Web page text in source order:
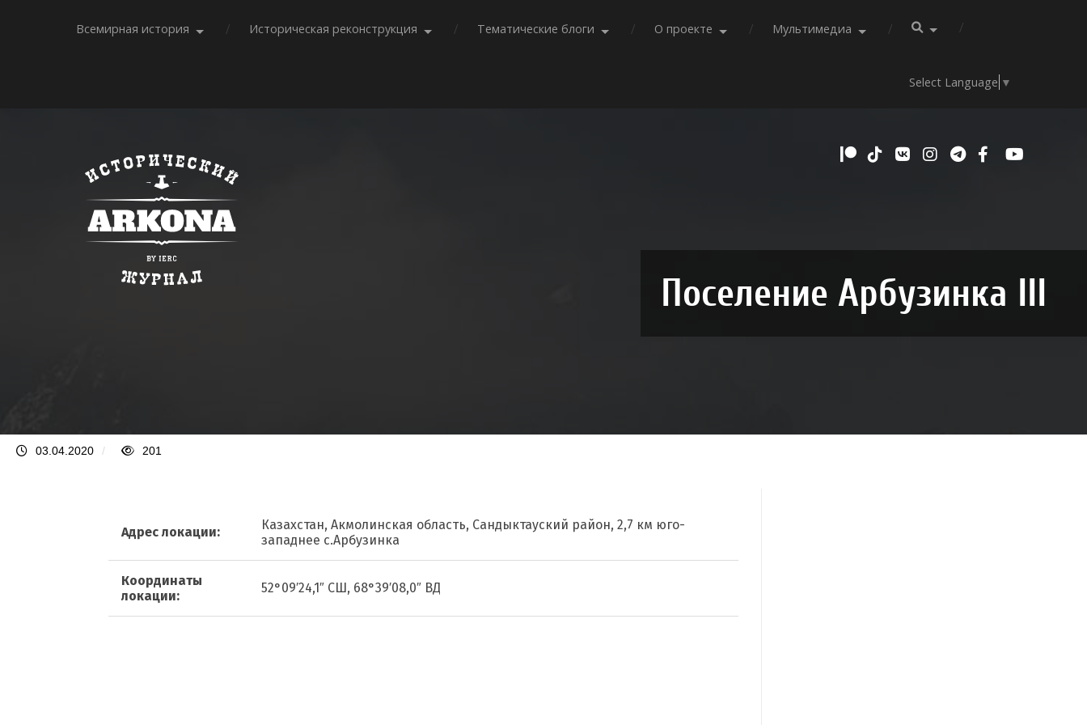
Всемирная история Историческая реконструкция Тематические блоги О проекте Мультимедиа
Select Language ▼
Поселение Арбузинка III
03.04.2020 / 201
Адрес локации:
Казахстан, Акмолинская область, Сандыктауский район, 2,7 км юго-
западнее с.Арбузинка
Координаты
локации:
52°09′24,1″ СШ, 68°39′08,0″ ВД